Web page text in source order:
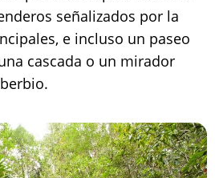
señalizados por la
e incluso un paseo
cascada o un mirador